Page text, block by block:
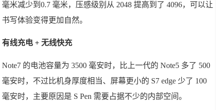
毫米减少到0.7 毫米，压感级别从 2048 提高到了 4096，可以让
书写体验变得更加自然。
有线充电 + 无线快充
Note7 的电池容量为 3500 毫安时，比上一代的 Note5 多了 500
毫安时，不过比机身厚度相当、屏幕更小的 S7 edge 少了 100
毫安时，主要原因是 S Pen 需要占据不少的内部空间。